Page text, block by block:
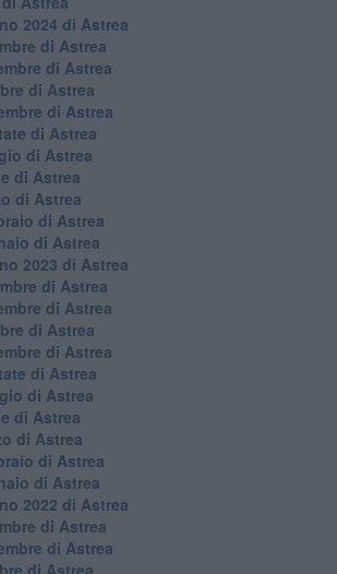
2024 di Astrea
di Astrea
di Astrea
di Astrea
di Astrea
di Astrea
di Astrea
di Astrea
di Astrea
di Astrea
di Astrea
2023 di Astrea
di Astrea
di Astrea
di Astrea
di Astrea
di Astrea
di Astrea
di Astrea
di Astrea
di Astrea
di Astrea
2022 di Astrea
di Astrea
di Astrea